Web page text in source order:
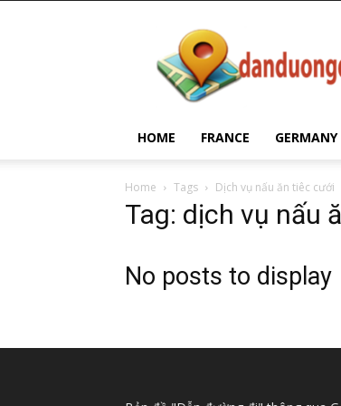
Duong
Di
HOME FRANCE GERMANY
Home Tags Dịch vụ nấu ăn tiêc cưới
Tag: dịch vụ nấu
No posts to display